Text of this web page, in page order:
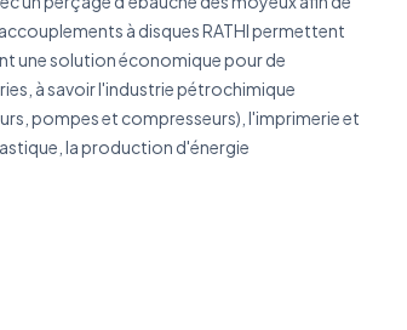
à disques RATHI permettent
une solution économique pour de
à savoir l'industrie pétrochimique
pompes et compresseurs), l'imprimerie et
la production d'énergie